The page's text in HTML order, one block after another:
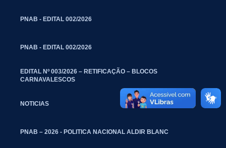
PNAB - EDITAL 002/2026
PNAB - EDITAL 002/2026
EDITAL Nº 003/2026 – RETIFICAÇÃO – BLOCOS
CARNAVALESCOS
NOTICIAS
PNAB – 2026 - POLITICA NACIONAL ALDIR BLANC